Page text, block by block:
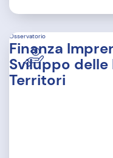
Osservatorio
Finanza
Sviluppo delle
Territori